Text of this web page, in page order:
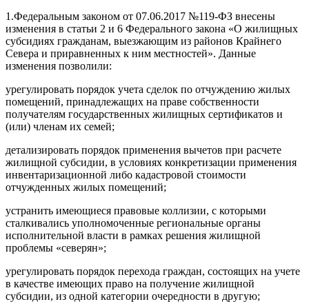
1.Федеральным законом от 07.06.2017 №119-ФЗ внесены
изменения в статьи 2 и 6 Федерального закона «О жилищных
субсидиях гражданам, выезжающим из районов Крайнего
Севера и приравненных к ним местностей». Данные
изменения позволили:
урегулировать порядок учета сделок по отчуждению жилых
помещений, принадлежащих на праве собственности
получателям государственных жилищных сертификатов и
(или) членам их семей;
детализировать порядок применения вычетов при расчете
жилищной субсидии, в условиях конкретизации применения
инвентаризационной либо кадастровой стоимости
отчужденных жилых помещений;
устранить имеющиеся правовые коллизии, с которыми
сталкивались уполномоченные региональные органы
исполнительной власти в рамках решения жилищной
проблемы «северян»;
урегулировать порядок перехода граждан, состоящих на учете
в качестве имеющих право на получение жилищной
субсидии, из одной категории очередности в другую;